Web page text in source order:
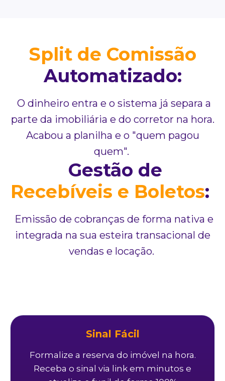
Split de Comissão
Automatizado:
O dinheiro entra e o sistema já separa a
parte da imobiliária e do corretor na hora.
Acabou a planilha e o "quem pagou
quem".
Gestão de
Recebíveis e Boletos:
Emissão de cobranças de forma nativa e
integrada na sua esteira transacional de
vendas e locação.
Sinal Fácil
Formalize a reserva do imóvel na hora.
Receba o sinal via link em minutos e